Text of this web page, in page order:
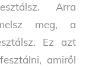
Arra
meg, a
Ez azt
amiről